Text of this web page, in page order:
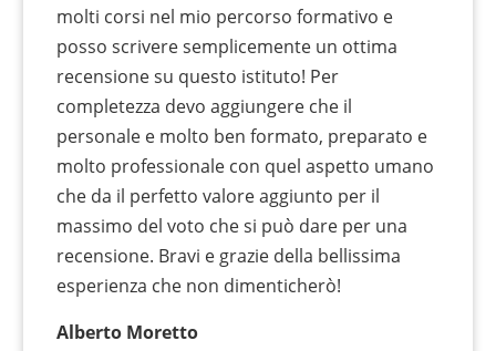
molti corsi nel mio percorso formativo e
posso scrivere semplicemente un ottima
recensione su questo istituto! Per
completezza devo aggiungere che il
personale e molto ben formato, preparato e
molto professionale con quel aspetto umano
che da il perfetto valore aggiunto per il
massimo del voto che si può dare per una
recensione. Bravi e grazie della bellissima
esperienza che non dimenticherò!
Alberto Moretto